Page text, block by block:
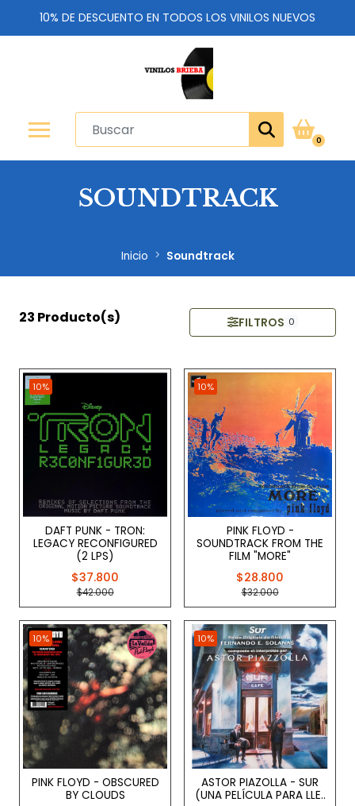
10% DE DESCUENTO EN TODOS LOS VINILOS NUEVOS
0
SOUNDTRACK
Inicio Soundtrack
23 Producto(s) FILTROS 0
10%
DAFT PUNK - TRON:
LEGACY RECONFIGURED
(2 LPS)
$37.800
$42.000
10%
PINK FLOYD -
SOUNDTRACK FROM THE
FILM "MORE"
$28.800
$32.000
10%
PINK FLOYD - OBSCURED
BY CLOUDS
10%
ASTOR PIAZOLLA - SUR
(UNA PELÍCULA PARA LLE..